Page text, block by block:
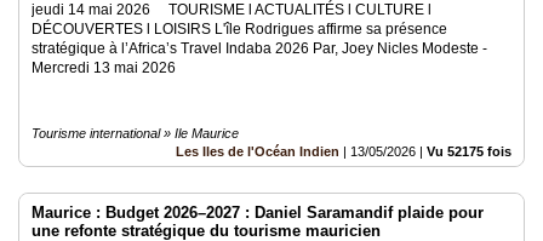
jeudi 14 mai 2026 TOURISME l ACTUALITÉS l CULTURE l
DÉCOUVERTES l LOISIRS L'île Rodrigues affirme sa présence
stratégique à l’Africa’s Travel Indaba 2026 Par, Joey Nicles Modeste -
Mercredi 13 mai 2026
Tourisme international » Ile Maurice
Les Iles de l'Océan Indien | 13/05/2026 | Vu 52175 fois
Maurice : Budget 2026–2027 : Daniel Saramandif plaide pour
une refonte stratégique du tourisme mauricien